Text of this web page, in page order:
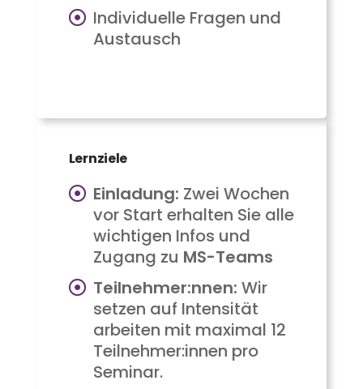
Individuelle Fragen und
Austausch
Lernziele
Einladung: Zwei Wochen
vor Start erhalten Sie alle
wichtigen Infos und
Zugang zu MS-Teams
Teilnehmer:nnen: Wir
setzen auf Intensität
arbeiten mit maximal 12
Teilnehmer:innen pro
Seminar.